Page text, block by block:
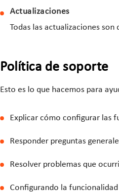
Actualizaciones
Todas las actualizaciones
Política de soporte
Esto es lo que hacemos para
Explicar cómo configurar las
Responder preguntas
Resolver problemas que
Configurando la